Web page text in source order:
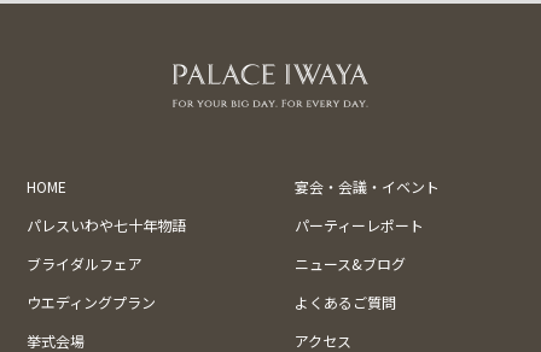
HOME
宴会・会議・イベント
パレスいわや七十年物語
パーティーレポート
ブライダルフェア
ニュース&ブログ
ウエディングプラン
よくあるご質問
挙式会場
アクセス